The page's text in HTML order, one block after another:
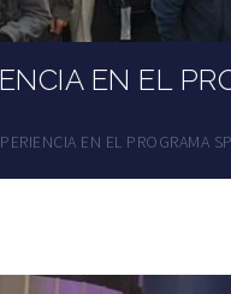
EN EL
EN EL PROGRAMA